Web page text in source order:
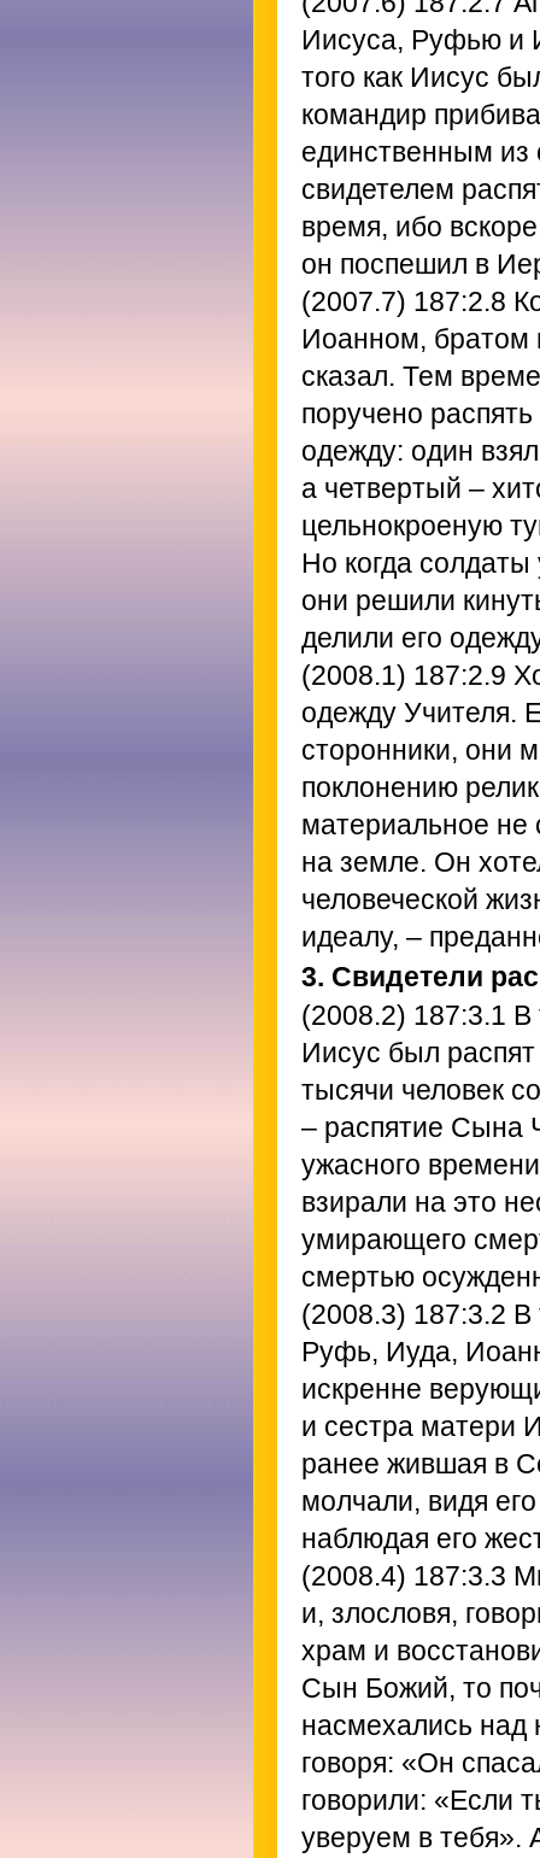
Иисуса, Руфью и
того как Иисус
командир
единственным из
свидетелем
время, ибо
он поспешил в
(2007.7) 187:2.8
Иоанном, братом
сказал. Тем
поручено
одежду: один
а четвертый –
цельнокроеную
Но когда
они решили
делили его
(2008.1) 187:2.9
одежду Учителя.
сторонники, они
поклонению
материальное не
на земле. Он
человеческой
идеалу, –
3. Свидетели
(2008.2) 187:3.1 В
Иисус был
тысячи человек
– распятие Сына
ужасного
взирали на это
умирающего
смертью
(2008.3) 187:3.2 В
Руфь, Иуда,
искренне
и сестра матери
ранее жившая в
молчали, видя
наблюдая его
(2008.4) 187:3.3
и, злословя,
храм и
Сын Божий, то
насмехались над
говоря: «Он
говорили: «Если
уверуем в тебя».